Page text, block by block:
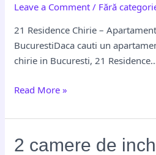
Leave a Comment / Fără
21 Residence Chirie –
BucurestiDaca cauti un
chirie in Bucuresti, 21
Studiouri
Moderne
Bucuresti
Read More »
2 camere de
2